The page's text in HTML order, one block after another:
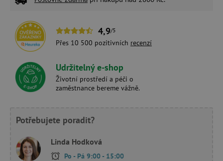
4,9/5
Přes 10 500 pozitivních recenzí
Udržitelný e-shop
Životní prostředí a péči o
zaměstnance bereme vážně.
Potřebujete poradit?
Linda Hodková
Po - Pá 9:00 - 15:00